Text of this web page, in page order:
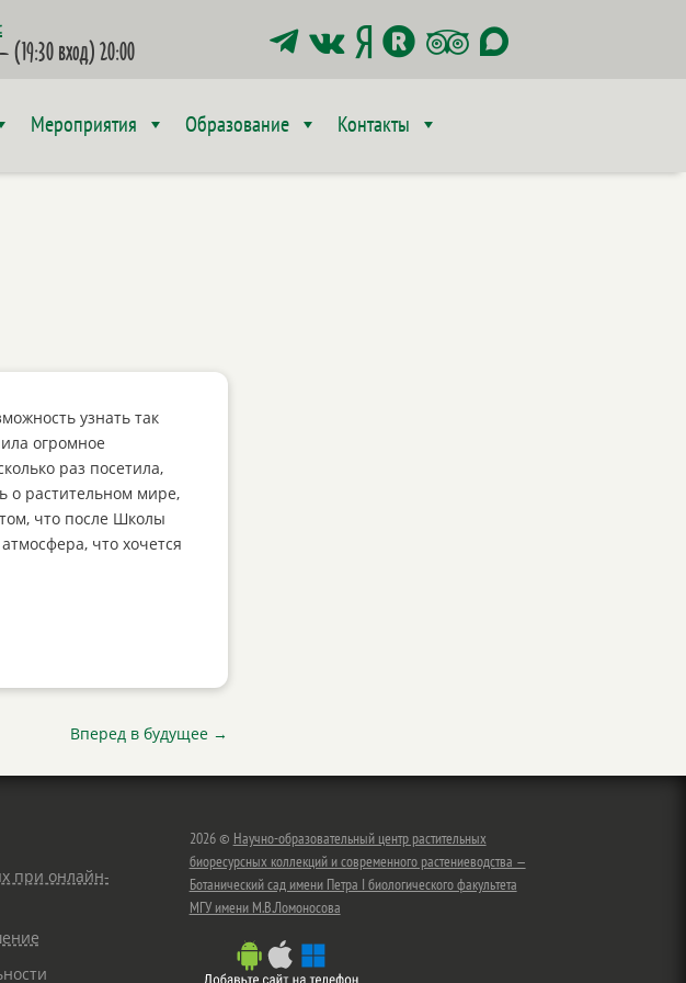
(19:30 вход) 20:00      
Мероприятия Образование Контакты
узнать так
огромное
раз посетила,
о растительном мире,
что после Школы
что хочется
Вперед в будущее →
при онлайн-
2026 © Научно-образовательный центр растительных
биоресурсных коллекций и современного растениеводства —
Ботанический сад имени Петра I биологического факультета
МГУ имени М.В.Ломоносова